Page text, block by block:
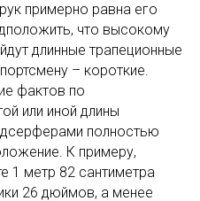
примерно равна его
что высокому
длинные трапеционные
– короткие.
фактов по
или иной длины
полностью
К примеру,
1 метр 82 сантиметра
26 дюймов, а менее